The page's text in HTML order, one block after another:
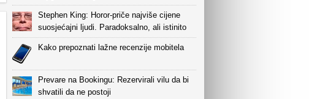
Stephen King: Horor-priče najviše cijene
suosjećajni ljudi. Paradoksalno, ali istinito
Kako prepoznati lažne recenzije mobitela
Prevare na Bookingu: Rezervirali vilu da bi
shvatili da ne postoji